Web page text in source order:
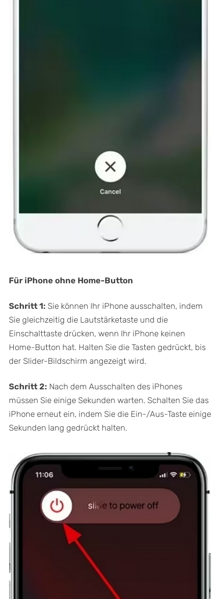
Für iPhone ohne Home-Button
Schritt 1: Sie können Ihr iPhone ausschalten, indem
Sie gleichzeitig die Lautstärketaste und die
Einschalttaste drücken, wenn Ihr iPhone keinen
Home-Button hat. Halten Sie die Tasten gedrückt, bis
der Slider-Bildschirm angezeigt wird.
Schritt 2: Nach dem Ausschalten des iPhones
müssen Sie einige Sekunden warten. Schalten Sie das
iPhone erneut ein, indem Sie die Ein-/Aus-Taste einige
Sekunden lang gedrückt halten.